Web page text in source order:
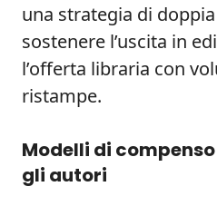
una strategia di
sostenere l’uscita in
l’offerta libraria con
ristampe.
Modelli di
gli autori